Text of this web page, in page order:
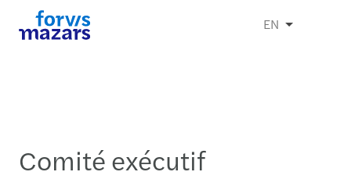
EN
Comité exécutif